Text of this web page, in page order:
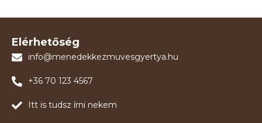
Elérhetőség
info@menedekkezmuvesgyertya.hu
+36 70 123 4567
Itt is tudsz írni nekem